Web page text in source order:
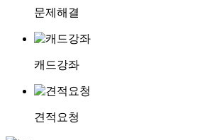
문제해결
캐드강좌
견적요청